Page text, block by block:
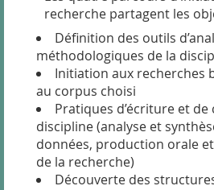
recherche partagent les
Définition des outils
méthodologiques de la
Initiation aux recherches
au corpus choisi
Pratiques d’écriture et de
discipline (analyse et
données, production orale
de la recherche)
Découverte des